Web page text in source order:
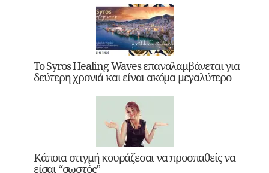
Το Syros Healing Waves επαναλαμβάνεται για
δεύτερη χρονιά και είναι ακόμα μεγαλύτερο
Κάποια στιγμή κουράζεσαι να προσπαθείς να
είσαι “σωστός”